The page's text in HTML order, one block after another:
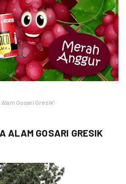
Gosari Gresik"
ALAM GOSARI GRESIK